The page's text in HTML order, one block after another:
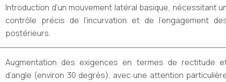
Introduction d’un mouvement latéral basique, nécessitant
contrôle précis de l’incurvation et de l’engagement
postérieurs.
Augmentation des exigences en termes de rectitude
d’angle (environ 30 degrés), avec une attention